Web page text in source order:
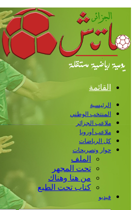
القائمة
الرئيسية
المنتخب الوطني
ملاعب الجزائر
ملاعب أوروبا
كل الرياضات
حوار وتصريحات
الملف
تحت المجهر
من هنا وهناك
كتاب تحت الطبع
فيديو